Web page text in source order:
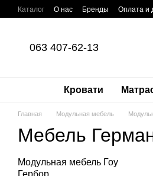
Перейти к основному контенту
Каталог О нас Бренды Оплата и
063 407-62-13
Кровати
Главная Модульная мебель
Мебель
Модульная мебель Гоу
Гербор